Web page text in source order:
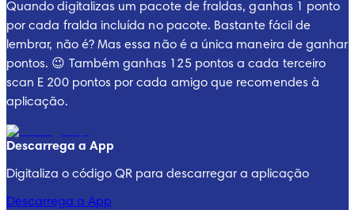
Dodot® Splashers
Quando digitalizas um pacote de fraldas, ganhas 1 ponto
por cada fralda incluída no pacote. Bastante fácil de
lembrar, não é? Mas essa não é a única maneira de ganhar
pontos. 😉 Também ganhas 125 pontos a cada terceiro
scan E 200 pontos por cada amigo que recomendes à
aplicação.
Descarrega a App
Digitaliza o código QR para descarregar a aplicação
Descarrega a App